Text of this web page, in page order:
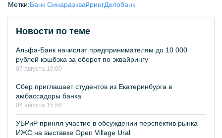
Метки:Банк СинараэквайрингДелобанк
Новости по теме
Альфа-Банк начислит предпринимателям до 10 000
рублей кэшбэка за оборот по эквайрингу
07 августа 10:00
Сбер приглашает студентов из Екатеринбурга в
амбассадоры банка
06 августа 15:56
УБРиР принял участие в обсуждении перспектив рынка
ИЖС на выставке Open Village Ural